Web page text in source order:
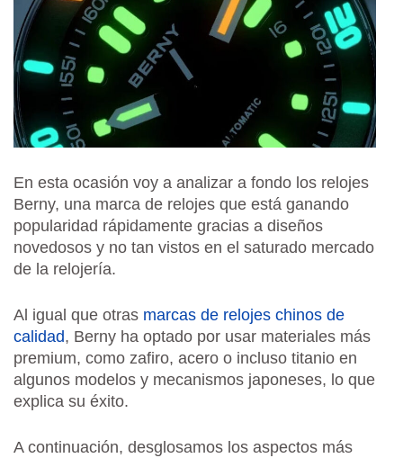
En esta ocasión voy a analizar a fondo los relojes
Berny, una marca de relojes que está ganando
popularidad rápidamente gracias a diseños
novedosos y no tan vistos en el saturado mercado
de la relojería.
Al igual que otras marcas de relojes chinos de
calidad, Berny ha optado por usar materiales más
premium, como zafiro, acero o incluso titanio en
algunos modelos y mecanismos japoneses, lo que
explica su éxito.
A continuación, desglosamos los aspectos más